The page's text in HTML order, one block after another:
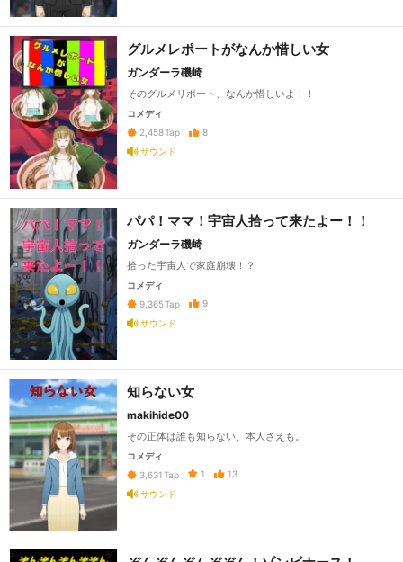
グルメレポートがなんか惜しい女
ガンダーラ磯崎
そのグルメリポート、なんか惜しいよ！！
コメディ
2,458Tap
8
サウンド
パパ！ママ！宇宙人拾って来たよー！！
ガンダーラ磯崎
拾った宇宙人で家庭崩壊！？
コメディ
9,365Tap
9
サウンド
知らない女
makihide00
その正体は誰も知らない、本人さえも。
コメディ
3,631 Tap 1
13
サウンド